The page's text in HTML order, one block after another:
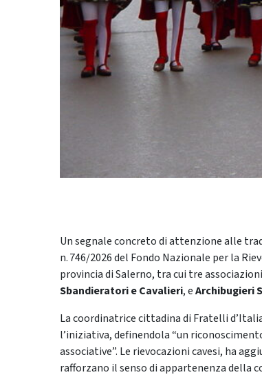
Un segnale concreto di attenzione alle
n. 746/2026 del Fondo Nazionale per la
provincia di Salerno, tra cui tre associazioni
Sbandieratori e Cavalieri, eArchibugieri
La coordinatrice cittadina di Fratelli
l’iniziativa, definendola “un
associative”. Le rievocazioni cavesi, ha
rafforzano il senso di appartenenza della